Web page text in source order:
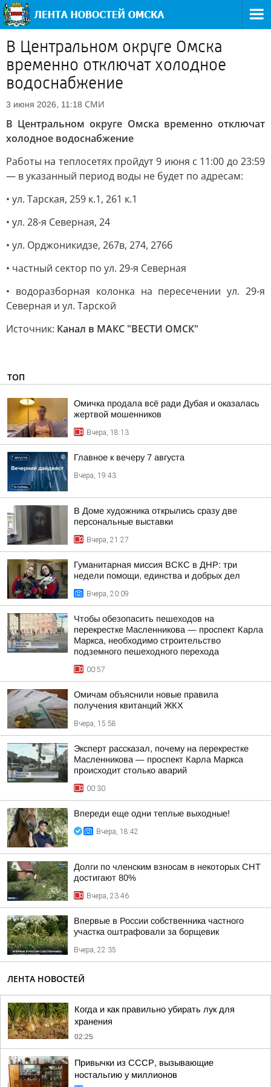
В Центральном округе Омска
временно отключат холодное
водоснабжение
3 июня 2026, 11:18 СМИ
В Центральном округе Омска временно отключат
холодное водоснабжение
Работы на теплосетях пройдут 9 июня с 11:00 до 23:59
— в указанный период воды не будет по адресам:
• ул. Тарская, 259 к.1, 261 к.1
• ул. 28-я Северная, 24
• ул. Орджоникидзе, 267в, 274, 276б
• частный сектор по ул. 29-я Северная
• водоразборная колонка на пересечении ул. 29-я
Северная и ул. Тарской
Источник: Канал в МАКС "ВЕСТИ ОМСК"
ТОП
Омичка продала всё ради Дубая и оказалась
жертвой мошенников
Вчера, 18:13
Главное к вечеру 7 августа
Вчера, 19:43
В Доме художника открылись сразу две
персональные выставки
Вчера, 21:27
Гуманитарная миссия ВСКС в ДНР: три
недели помощи, единства и добрых дел
Вчера, 20:09
Чтобы обезопасить пешеходов на
перекрестке Масленникова — проспект Карла
Маркса, необходимо строительство
подземного пешеходного перехода
00:57
Омичам объяснили новые правила
получения квитанций ЖКХ
Вчера, 15:58
Эксперт рассказал, почему на перекрестке
Масленникова — проспект Карла Маркса
происходит столько аварий
00:30
Впереди еще одни теплые выходные!
Вчера, 18:42
Долги по членским взносам в некоторых СНТ
достигают 80%
Вчера, 23:46
Впервые в России собственника частного
участка оштрафовали за борщевик
Вчера, 22:35
ЛЕНТА НОВОСТЕЙ
Когда и как правильно убирать лук для
хранения
02:25
Привычки из СССР, вызывающие
ностальгию у миллионов